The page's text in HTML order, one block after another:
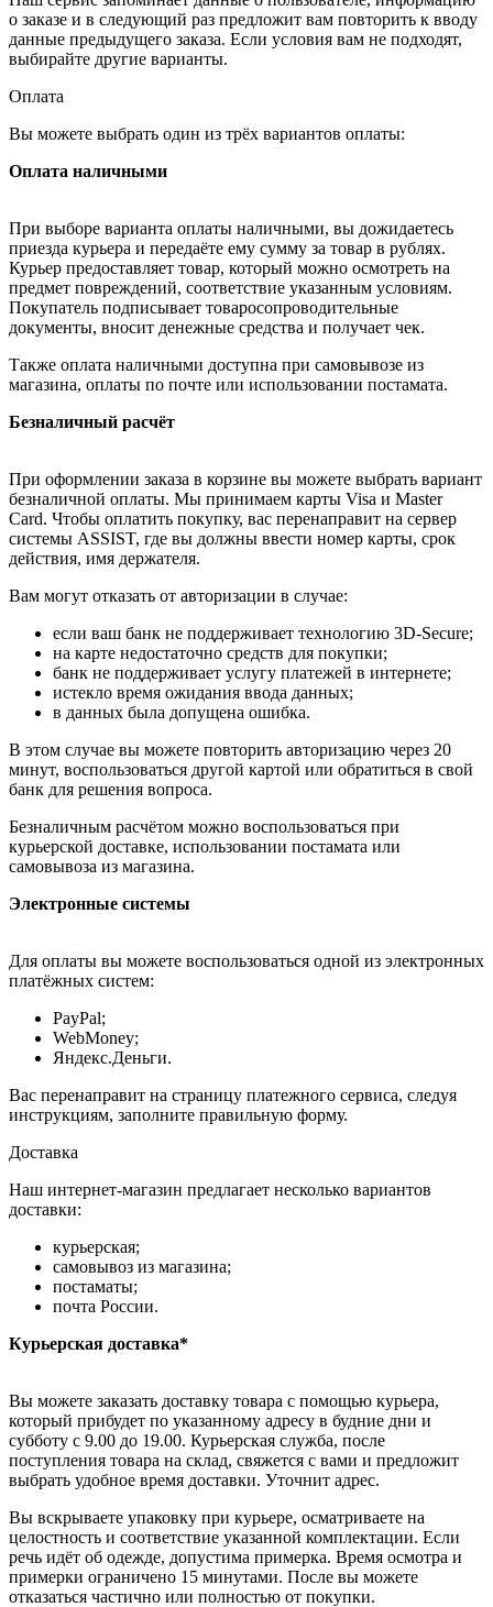
о заказе и в следующий раз предложит вам повторить к вводу
данные предыдущего заказа. Если условия вам не подходят,
выбирайте другие варианты.
Оплата
Вы можете выбрать один из трёх вариантов оплаты:
Оплата наличными
При выборе варианта оплаты наличными, вы дожидаетесь
приезда курьера и передаёте ему сумму за товар в рублях.
Курьер предоставляет товар, который можно осмотреть на
предмет повреждений, соответствие указанным условиям.
Покупатель подписывает товаросопроводительные
документы, вносит денежные средства и получает чек.
Также оплата наличными доступна при самовывозе из
магазина, оплаты по почте или использовании постамата.
Безналичный расчёт
При оформлении заказа в корзине вы можете выбрать вариант
безналичной оплаты. Мы принимаем карты Visa и Master
Card. Чтобы оплатить покупку, вас перенаправит на сервер
системы ASSIST, где вы должны ввести номер карты, срок
действия, имя держателя.
Вам могут отказать от авторизации в случае:
если ваш банк не поддерживает технологию 3D-Secure;
на карте недостаточно средств для покупки;
банк не поддерживает услугу платежей в интернете;
истекло время ожидания ввода данных;
в данных была допущена ошибка.
В этом случае вы можете повторить авторизацию через 20
минут, воспользоваться другой картой или обратиться в свой
банк для решения вопроса.
Безналичным расчётом можно воспользоваться при
курьерской доставке, использовании постамата или
самовывоза из магазина.
Электронные системы
Для оплаты вы можете воспользоваться одной из электронных
платёжных систем:
PayPal;
WebMoney;
Яндекс.Деньги.
Вас перенаправит на страницу платежного сервиса, следуя
инструкциям, заполните правильную форму.
Доставка
Наш интернет-магазин предлагает несколько вариантов
доставки:
курьерская;
самовывоз из магазина;
постаматы;
почта России.
Курьерская доставка*
Вы можете заказать доставку товара с помощью курьера,
который прибудет по указанному адресу в будние дни и
субботу с 9.00 до 19.00. Курьерская служба, после
поступления товара на склад, свяжется с вами и предложит
выбрать удобное время доставки. Уточнит адрес.
Вы вскрываете упаковку при курьере, осматриваете на
целостность и соответствие указанной комплектации. Если
речь идёт об одежде, допустима примерка. Время осмотра и
примерки ограничено 15 минутами. После вы можете
отказаться частично или полностью от покупки.